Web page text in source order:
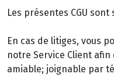
Les présentes CGU
En cas de litiges, vous
notre Service Client
amiable; joignable par